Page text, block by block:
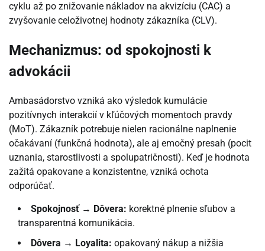
cyklu až po znižovanie nákladov na akvizíciu (CAC) a
zvyšovanie celoživotnej hodnoty zákazníka (CLV).
Mechanizmus: od spokojnosti k
advokácii
Ambasádorstvo vzniká ako výsledok kumulácie
pozitívnych interakcií v kľúčových momentoch pravdy
(MoT). Zákazník potrebuje nielen racionálne naplnenie
očakávaní (funkčná hodnota), ale aj emočný presah (pocit
uznania, starostlivosti a spolupatričnosti). Keď je hodnota
zažitá opakovane a konzistentne, vzniká ochota
odporúčať.
Spokojnosť → Dôvera: korektné plnenie sľubov a
transparentná komunikácia.
Dôvera → Loyalita: opakovaný nákup a nižšia